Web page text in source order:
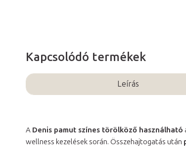
Kapcsolódó termékek
Leírás
A Denis pamut színes törölköző használható
wellness kezelések során. Összehajtogatás után